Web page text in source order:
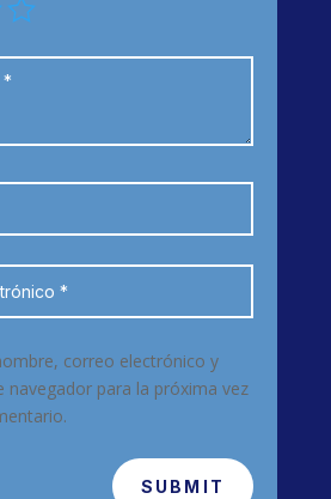
correo electrónico y
navegador para la próxima vez
SUBMIT